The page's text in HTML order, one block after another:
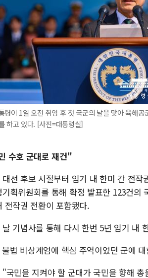
령이 1일 오전 취임 후 첫 국군의 날을 맞아 육해
하고 있다. [사진=대통령실]
수호 군대로 재건"
선 후보 시절부터 임기 내 한미 간 전
획위원회를 통해 확정 발표한 123건의
전작권 전환이 포함됐다.
기념사를 통해 다시 한번 5년 임기 내
불법 비상계엄에 핵심 주역이었던 군에
국민을 지켜야 할 군대가 국민을 향해